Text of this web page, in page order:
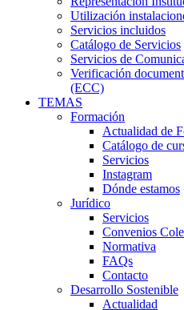
Utilización
Servicios incluidos
Catálogo de Servicios
Servicios de
Verificación
(ECC)
TEMAS
Formación
Actualidad de
Catálogo de
Servicios
Instagram
Dónde estamos
Jurídico
Servicios
Convenios
Normativa
FAQs
Contacto
Desarrollo Sostenible
Actualidad